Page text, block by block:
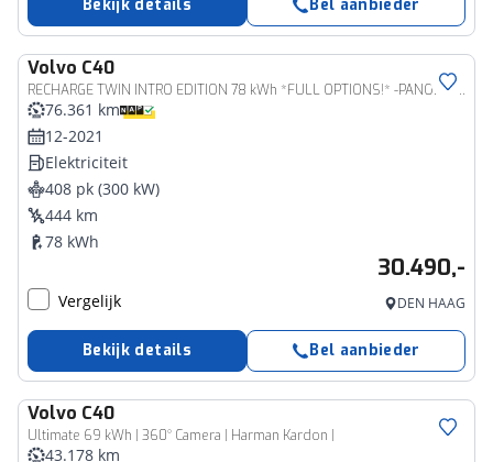
Bekijk details Bel aanbieder
Volvo C40
RECHARGE TWIN INTRO EDITION 78 kWh *FULL OPTIONS!* -PANO.DAK|HARMAN/KARDON|360°CAM|POWER-SEATS|PRIVACY.GLAS|TREKHAAK|20"|SoH:92%
76.361 km
12-2021
Elektriciteit
408 pk (300 kW)
444 km
78 kWh
30.490,-
Vergelijk DEN HAAG
Bekijk details Bel aanbieder
Volvo C40
Ultimate 69 kWh | 360° Camera | Harman Kardon |
43.178 km